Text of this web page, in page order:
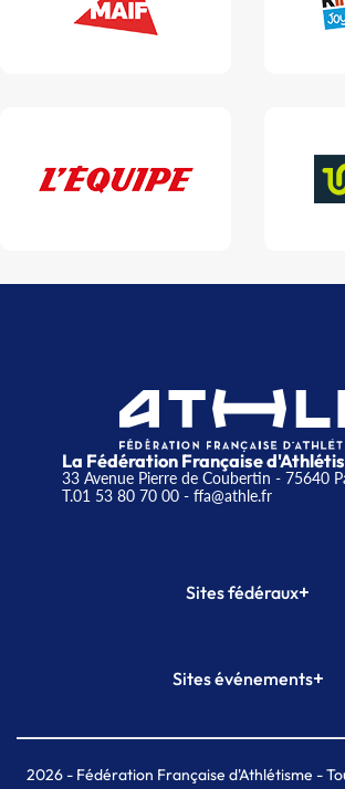
La Fédération Française
33 Avenue Pierre de Coubertin - 75640
T.01 53 80 70 00- ffa@athle.fr
Sites fédéraux+
Plateforme Formation
Sites événements+
Meeting de Paris indoor
MAIF Ekiden de Paris
2026- Fédération Française d'Athlétisme -